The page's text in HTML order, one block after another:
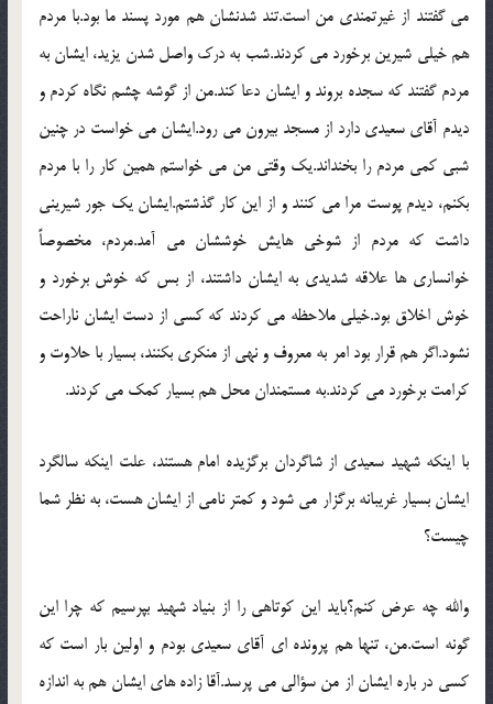
مي گفتند از غيرتمندي من است.تند شدنشان هم مورد پسند ما بود.با مردم
هم خيلي شيرين برخورد مي کردند.شب به درک واصل شدن يزيد، ايشان به
مردم گفتند که سجده بروند و ايشان دعا کند.من از گوشه چشم نگاه کردم و
ديدم آقاي سعيدي دارد از مسجد بيرون مي رود.ايشان مي خواست در چنين
شبي کمي مردم را بخنداند.يک وقتي من مي خواستم همين کار را با مردم
بکنم، ديدم پوست مرا مي کنند و از اين کار گذشتم.ايشان يک جور شيريني
داشت که مردم از شوخي هايش خوششان مي آمد.مردم، مخصوصاً
خوانساري ها علاقه شديدي به ايشان داشتند، از بس که خوش برخورد و
خوش اخلاق بود.خيلي ملاحظه مي کردند که کسي از دست ايشان ناراحت
نشود.اگر هم قرار بود امر به معروف و نهي از منکري بکنند، بسيار با حلاوت و
کرامت برخورد مي کردند.به مستمندان محل هم بسيار کمک مي کردند.
با اينکه شهيد سعيدي از شاگردان برگزيده امام هستند، علت اينکه سالگرد
ايشان بسيار غريبانه برگزار مي شود و کمتر نامي از ايشان هست، به نظر شما
چيست؟
والله چه عرض کنم؟بايد اين کوتاهي را از بنياد شهيد بپرسيم که چرا اين
گونه است.من، تنها هم پرونده اي آقاي سعيدي بودم و اولين بار است که
کسي در باره ايشان از من سؤالي مي پرسد.آقا زاده هاي ايشان هم به اندازه